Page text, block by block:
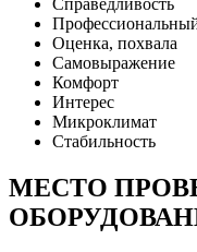
Оценка, похвала
Самовыражение
Комфорт
Интерес
Микроклимат
Стабильность
МЕСТО